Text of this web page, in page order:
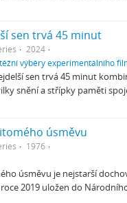
sen trvá 45 minut
2024
výběry experimentálního
sen trvá 45 minut
snění a střípky paměti
úsměvu
1976
úsměvu je nejstarší
2019 uložen do